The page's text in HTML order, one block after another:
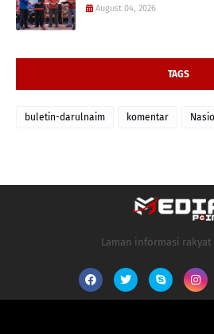
August 04, 2026
TAGS
buletin-darulnaim komentar
Laman informasi